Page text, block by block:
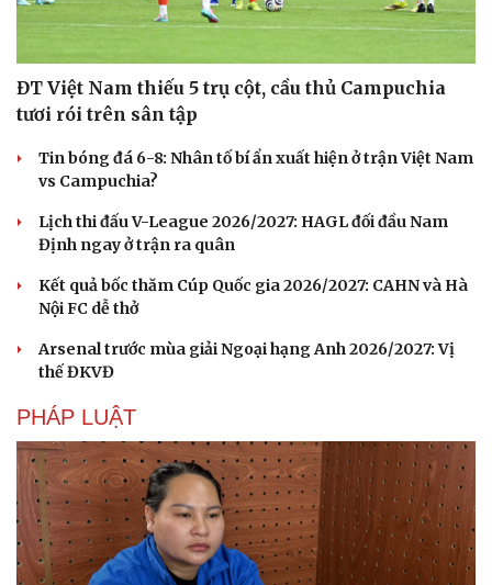
ĐT Việt Nam thiếu 5 trụ cột, cầu thủ Campuchia
tươi rói trên sân tập
Tin bóng đá 6-8: Nhân tố bí ẩn xuất hiện ở trận Việt Nam
vs Campuchia?
Lịch thi đấu V-League 2026/2027: HAGL đối đầu Nam
Định ngay ở trận ra quân
Kết quả bốc thăm Cúp Quốc gia 2026/2027: CAHN và Hà
Nội FC dễ thở
Arsenal trước mùa giải Ngoại hạng Anh 2026/2027: Vị
thế ĐKVĐ
PHÁP LUẬT